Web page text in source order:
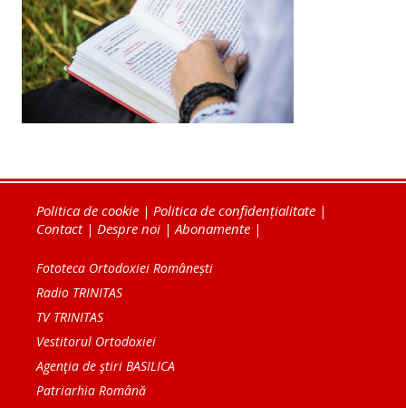
Politica de cookie | Politica de confidențialitate |
Contact| Despre noi |Abonamente |
Fototeca Ortodoxiei Românești
Radio TRINITAS
TV TRINITAS
Vestitorul Ortodoxiei
Agenţia de ştiri BASILICA
Patriarhia Română